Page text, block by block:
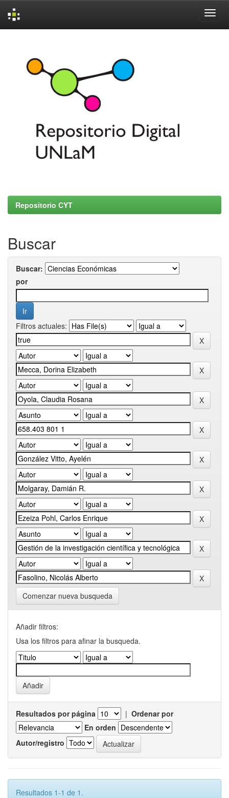
Repositorio CYT
Buscar
Buscar:
por
Filtros actuales:
Comenzar nueva busqueda
Añadir filtros:
Usa los filtros para afinar la busqueda.
Resultados por página | Ordenar por
En orden
Autor/registro
Resultados 1-1 de 1.